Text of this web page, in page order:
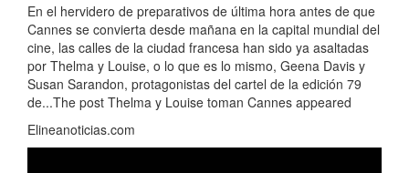
En el hervidero de preparativos de última hora antes de que
Cannes se convierta desde mañana en la capital mundial del
cine, las calles de la ciudad francesa han sido ya asaltadas
por Thelma y Louise, o lo que es lo mismo, Geena Davis y
Susan Sarandon, protagonistas del cartel de la edición 79
de...The post Thelma y Louise toman Cannes appeared
Elineanoticias.com